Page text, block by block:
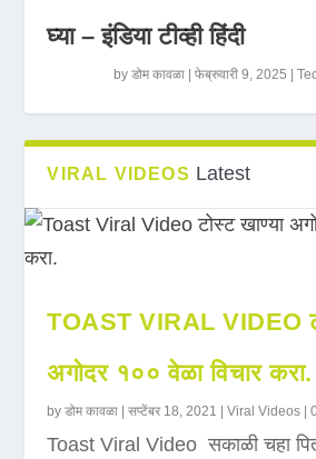
घ्या – इंडिया टीव्ही हिंदी
byडोम कावळा |फेब्रुवारी 9, 2025 |
VIRAL VIDEOS Latest
TOAST VIRAL VIDEO
अगोदर १०० वेळा विचार करा.
byडोम कावळा |सप्टेंबर 18, 2021 |Viral Videos |
Toast Viral Video सकाळी चहा